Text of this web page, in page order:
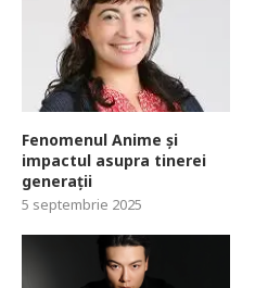
Fenomenul Anime și
impactul asupra tinerei
generații
5 septembrie 2025